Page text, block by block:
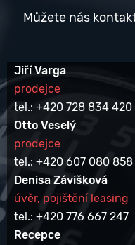
Můžete nás
Jiří Varga
prodejce
tel.: +420 728 834 420
Otto Veselý
prodejce
tel.: +420 607 080 858
Denisa Závišková
úvěr, pojištění leasing
tel.: +420 776 667 247
Recepce